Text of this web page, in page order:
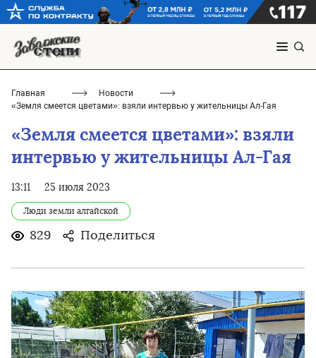
Главная
Новости
«Земля смеется цветами»: взяли интервью у жительницы Ал-Гая
«Земля смеется цветами»: взяли
интервью у жительницы Ал-Гая
13:11 25 июля 2023
Люди земли алгайской
829 Поделиться